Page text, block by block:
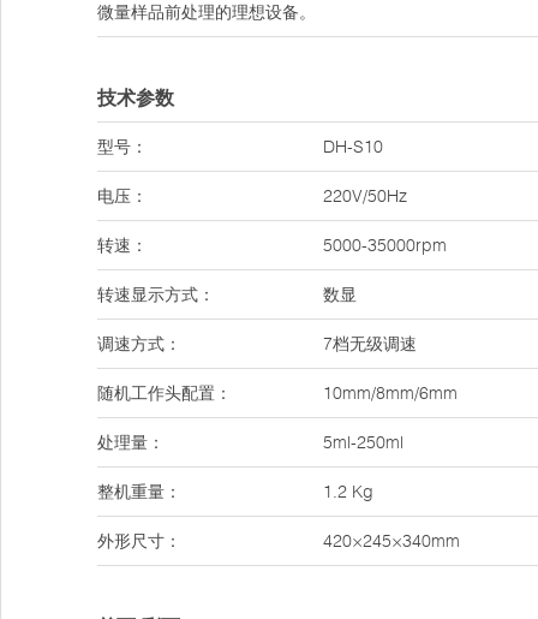
微量样品前处理的理想设备。
技术参数
型号： DH-S10
电压： 220V/50Hz
转速： 5000-35000rpm
转速显示方式： 数显
调速方式： 7档无级调速
随机工作头配置： 10mm/8mm/6mm
处理量： 5ml-250ml
整机重量： 1.2 Kg
外形尺寸： 420×245×340mm